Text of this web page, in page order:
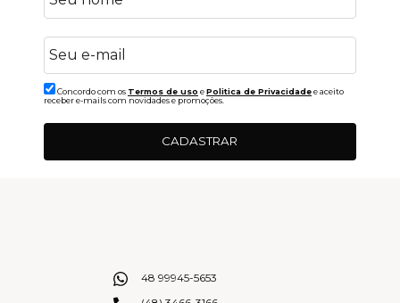
Concordo com os Termos de uso ePolitica de Privacidadee aceito
receber e-mails com novidades e promoções.
CADASTRAR
48 99945-5653